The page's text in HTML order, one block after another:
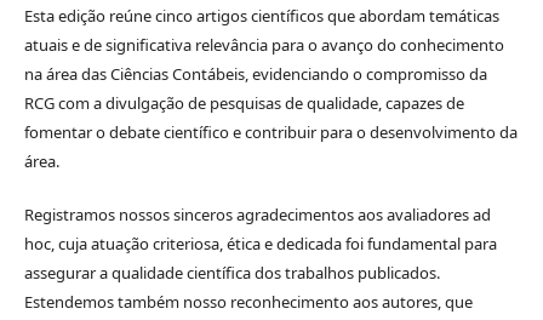
Esta edição reúne cinco artigos científicos que abordam temáticas
atuais e de significativa relevância para o avanço do conhecimento
na área das Ciências Contábeis, evidenciando o compromisso da
RCG com a divulgação de pesquisas de qualidade, capazes de
fomentar o debate científico e contribuir para o desenvolvimento da
área.
Registramos nossos sinceros agradecimentos aos avaliadores ad
hoc, cuja atuação criteriosa, ética e dedicada foi fundamental para
assegurar a qualidade científica dos trabalhos publicados.
Estendemos também nosso reconhecimento aos autores, que